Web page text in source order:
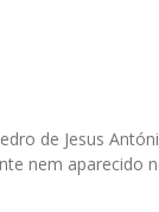
de Jesus
nem aparecido